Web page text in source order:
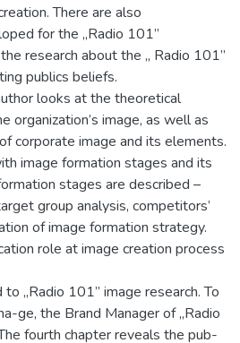
There are also
for the „Radio 101”
research about the „ Radio 101”
publics beliefs.
looks at the theoretical
organization’s image, as well as
corporate image and its elements.
image formation stages and its
stages are described –
group analysis, competitors’
of image formation strategy.
role at image creation process
„Radio 101” image research. To
ge, the Brand Manager of „Radio
fourth chapter reveals the pub-